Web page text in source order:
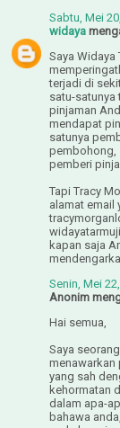
Sabtu, Mei
widaya
Saya Widaya
terjadi di
satu-satunya
pinjaman
mendapat
satunya
pembohong,
pemberi
Tapi Tracy
alamat email
kapan saja
Senin, Mei
Anonim
Hai semua,
Saya
menawarkan
yang sah
kehormatan
dalam apa-
bahawa